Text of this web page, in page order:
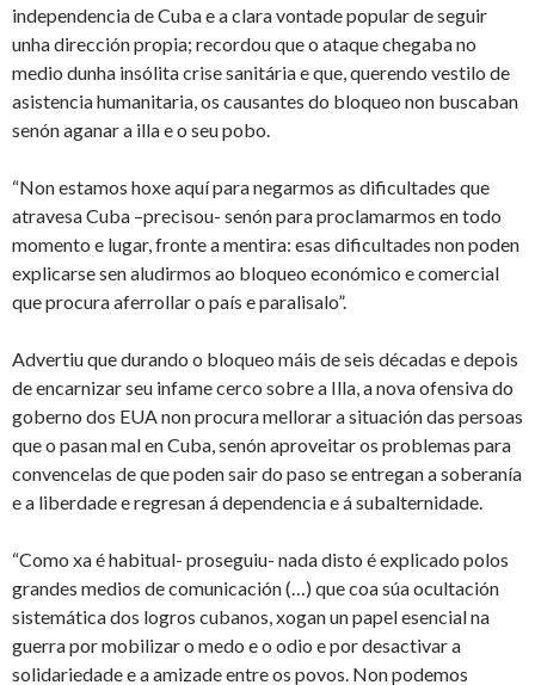
independencia de Cuba e a clara vontade popular de seguir
unha dirección propia; recordou que o ataque chegaba no
medio dunha insólita crise sanitária e que, querendo vestilo de
asistencia humanitaria, os causantes do bloqueo non buscaban
senón aganar a illa e o seu pobo.
“Non estamos hoxe aquí para negarmos as dificultades que
atravesa Cuba –precisou­­- senón para proclamarmos en todo
momento e lugar, fronte a mentira: esas dificultades non poden
explicarse sen aludirmos ao bloqueo económico e comercial
que procura aferrollar o país e paralisalo”.
Advertiu que durando o bloqueo máis de seis décadas e depois
de encarnizar seu infame cerco sobre a Illa, a nova ofensiva do
goberno dos EUA non procura mellorar a situación das persoas
que o pasan mal en Cuba, senón aproveitar os problemas para
convencelas de que poden sair do paso se entregan a soberanía
e a liberdade e regresan á dependencia e á subalternidade.
“Como xa é habitual- proseguiu- nada disto é explicado polos
grandes medios de comunicación (…) que coa súa ocultación
sistemática dos logros cubanos, xogan un papel esencial na
guerra por mobilizar o medo e o odio e por desactivar a
solidariedade e a amizade entre os povos. Non podemos